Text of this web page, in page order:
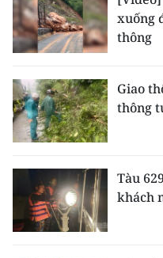
xuống
thông
Giao
thông
Tàu
khách